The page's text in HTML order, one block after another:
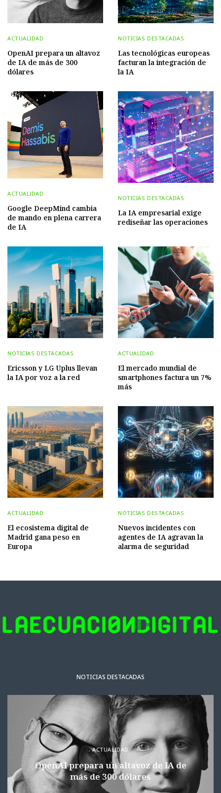
ACTUALIDAD
OpenAI prepara un altavoz
de IA de más de 300
dólares
NOTICIAS DESTACADAS
Las tecnológicas europeas
facturan la integración de
la IA
ACTUALIDAD
Google DeepMind cambia
de mando en plena carrera
de IA
NOTICIAS DESTACADAS
La IA empresarial exige
rediseñar las operaciones
NOTICIAS DESTACADAS
Ericsson y LG Uplus llevan
la IA por voz a la red
ACTUALIDAD
El mercado mundial de
smartphones factura un 7%
más
ACTUALIDAD
El ecosistema digital de
Madrid gana peso en
Europa
NOTICIAS DESTACADAS
Nuevos incidentes con
agentes de IA agravan la
alarma de seguridad
NOTICIAS DESTACADAS
ACTUALIDAD
OpenAI prepara un altavoz de IA de
más de 300 dólares